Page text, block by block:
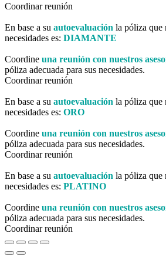
Coordinar reunión
En base a su autoevaluación la póliza que
necesidades es: DIAMANTE
Coordine una reunión con nuestros
póliza adecuada para sus necesidades.
Coordinar reunión
En base a su autoevaluación la póliza que
necesidades es: ORO
Coordine una reunión con nuestros
póliza adecuada para sus necesidades.
Coordinar reunión
En base a su autoevaluación la póliza que
necesidades es: PLATINO
Coordine una reunión con nuestros
póliza adecuada para sus necesidades.
Coordinar reunión